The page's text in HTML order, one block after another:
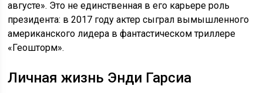
августе». Это не единственная в его карьере роль
президента: в 2017 году актер сыграл вымышленного
американского лидера в фантастическом триллере
«Геошторм».
Личная жизнь Энди Гарсиа